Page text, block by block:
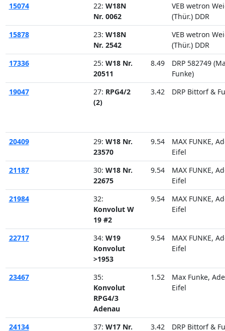
15074
22: W18N
Nr. 0062
VEB wetron
(Thür.) DDR
15878
23: W18N
Nr. 2542
VEB wetron
(Thür.) DDR
17336
25: W18 Nr.
20511
8.49
DRP 582749
Funke)
19047
27: RPG4/2
(2)
3.42 DRP Bittorf &
20409 29: W18 Nr.
23570
9.54
MAX FUNKE,
Eifel
21187
30: W18 Nr.
22675
9.54
MAX FUNKE,
Eifel
21984
32:
Konvolut W
19 #2
9.54
MAX FUNKE,
Eifel
22717 34: W19
Konvolut
>1953
9.54
MAX FUNKE,
Eifel
23467
35:
Konvolut
RPG4/3
Adenau
1.52
Max Funke,
Eifel
24134 37: W17 Nr. 3.42 DRP Bittorf &